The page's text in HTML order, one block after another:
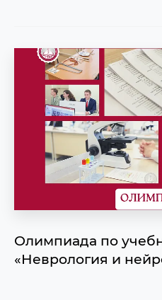
Олимпиада по
«Неврология и